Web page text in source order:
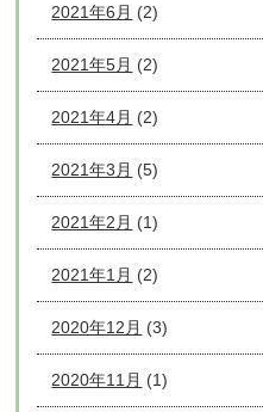
2021年6月 (2)
2021年5月 (2)
2021年4月 (2)
2021年3月 (5)
2021年2月 (1)
2021年1月 (2)
2020年12月 (3)
2020年11月 (1)